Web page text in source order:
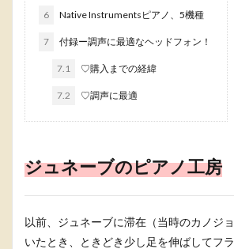
6 Native Instrumentsピアノ、5機種
7 付録ー調声に最適なヘッドフォン！
7.1 ♡購入までの経緯
7.2 ♡調声に最適
ジュネーブのピアノ工房
以前、ジュネーブに滞在（当時のカノジ
いたとき、ときどき少し足を伸ばしてフ